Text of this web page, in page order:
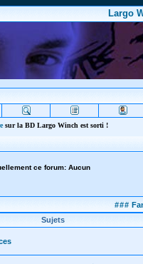
Largo
sur la BD Largo Winch est sorti !
ce forum: Aucun
###
Sujets